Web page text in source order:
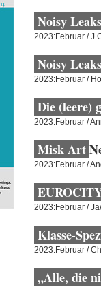
Noisy
2023:Februar /
Noisy
2023:Februar /
Die (leere)
2023:Februar /
Misk Art
2023:Februar /
2023:Februar /
Klasse-
2023:Februar /
„Alle, die